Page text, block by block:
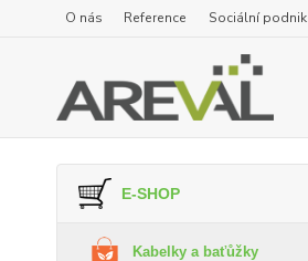
O nás Reference Sociální podnik
E-SHOP
Kabelky a baťůžky